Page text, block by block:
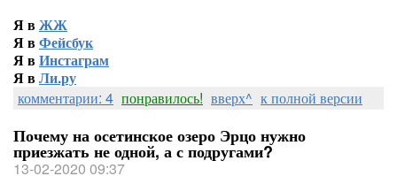
Я вЖЖ
Я вФейсбук
Я вИнстаграм
Я вЛи.ру
комментарии: 4 понравилось! вверх^ к полной версии
Почему на осетинское озеро Эрцо нужно
приезжать не одной, а с подругами?
13-02-2020 09:37